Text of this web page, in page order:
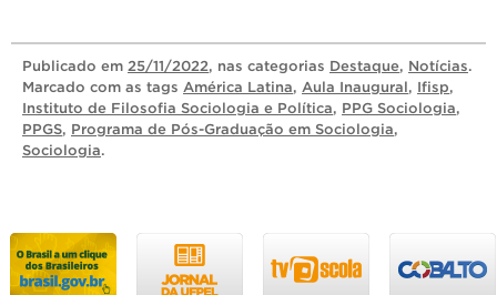
Publicado em 25/11/2022, nas categorias Destaque, Notícias.
Marcado com as tags América Latina, Aula Inaugural, Ifisp,
Instituto de Filosofia Sociologia e Política, PPG Sociologia,
PPGS, Programa de Pós-Graduação em Sociologia,
Sociologia.